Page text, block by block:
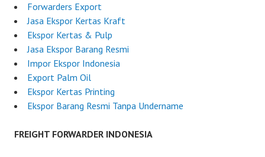
Forwarders Export
Jasa Ekspor Kertas Kraft
Ekspor Kertas & Pulp
Jasa Ekspor Barang Resmi
Impor Ekspor Indonesia
Export Palm Oil
Ekspor Kertas Printing
Ekspor Barang Resmi Tanpa Undername
FREIGHT FORWARDER INDONESIA